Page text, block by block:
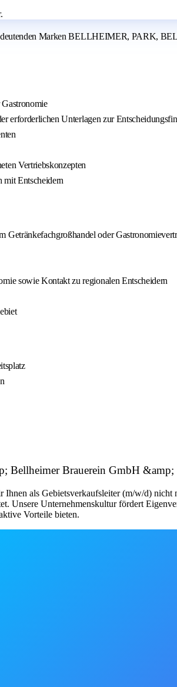
Marken BELLHEIMER, PARK,
erforderlichen Unterlagen zur
Vertriebskonzepten
mit Entscheidern
Getränkefachgroßhandel oder
sowie Kontakt zu regionalen Entscheidern
Bellheimer Brauerein GmbH
als Gebietsverkaufsleiter (m/w/d)
Unsere Unternehmenskultur fördert
Vorteile bieten.